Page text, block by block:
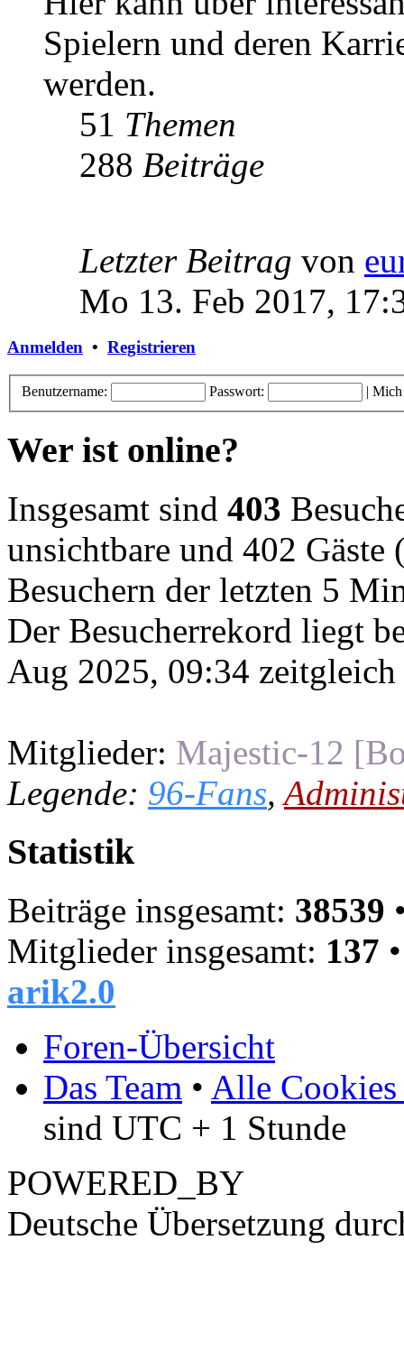
Spielern und deren
werden.
51 Themen
288 Beiträge
Letzter Beitrag von
Mo 13. Feb 2017,
Anmelden • Registrieren
Benutzername: Passwort: | Mich
Wer ist online?
Insgesamt sind 403
unsichtbare und 402 Gäste
Besuchern der letzten 5
Der Besucherrekord liegt
Aug 2025, 09:34
Mitglieder: Majestic-12
Legende: 96-Fans,
Statistik
Beiträge insgesamt: 38539
Mitglieder insgesamt: 137
arik2.0
Foren-Übersicht
Das Team • Alle Cookies
sind UTC + 1 Stunde
POWERED_BY
Deutsche Übersetzung